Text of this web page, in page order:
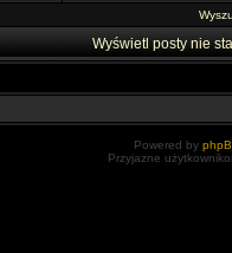
Wyświetl posty nie
Powered by
Przyjazne